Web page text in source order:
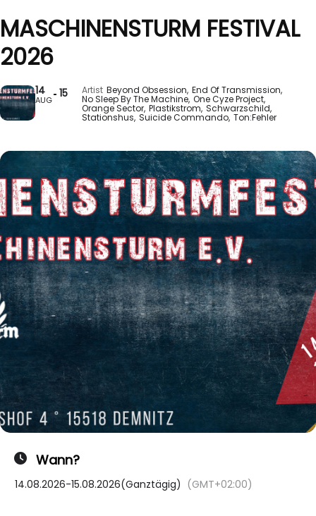
MASCHINENSTURM FESTIVAL
2026
14
AUG 15 Artist Beyond Obsession, End Of Transmission,
No Sleep By The Machine, One Cyze Project,
Orange Sector, Plastikstrom, Schwarzschild,
Stationshus, Suicide Commando, Ton:Fehler
Wann?
14.08.2026-15.08.2026(Ganztägig) (GMT+02:00)